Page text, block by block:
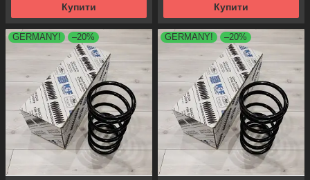
Купити Купити
GERMANY! –20% GERMANY! –20%